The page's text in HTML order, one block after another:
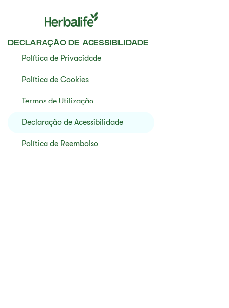
DECLARAÇÃO DE ACESSIBILIDADE
Política de Privacidade
Política de Cookies
Termos de Utilização
Declaração de Acessibilidade
Política de Reembolso